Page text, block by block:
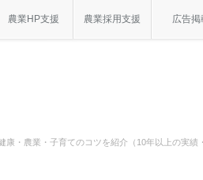
農業HP支援 農業採用支援 広告掲
・農業・子育てのコツを紹介（10年以上の実